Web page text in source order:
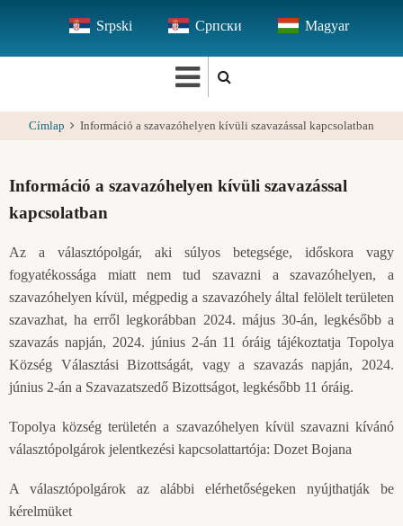
tartalomra
Srpski Српски Magyar
Címlap Információ a szavazóhelyen kívüli szavazással kapcsolatban
Információ a szavazóhelyen kívüli szavazással
kapcsolatban
Az a választópolgár, aki súlyos betegsége, időskora vagy
fogyatékossága miatt nem tud szavazni a szavazóhelyen, a
szavazóhelyen kívül, mégpedig a szavazóhely által felölelt területen
szavazhat, ha erről legkorábban 2024. május 30-án, legkésőbb a
szavazás napján, 2024. június 2-án 11 óráig tájékoztatja Topolya
Község Választási Bizottságát, vagy a szavazás napján, 2024.
június 2-án a Szavazatszedő Bizottságot, legkésőbb 11 óráig.
Topolya község területén a szavazóhelyen kívül szavazni kívánó
választópolgárok jelentkezési kapcsolattartója: Dozet Bojana
A választópolgárok az alábbi elérhetőségeken nyújthatják be
kérelmüket